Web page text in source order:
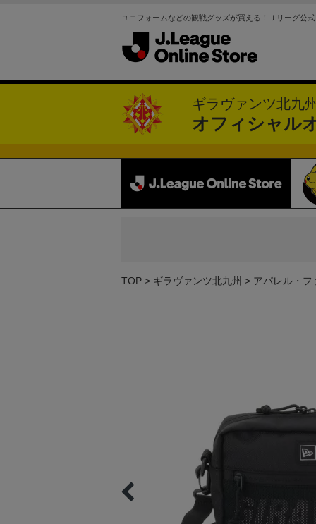
ユニフォームなどの観戦グッズが買える！Ｊリーグ公
ギラヴァンツ北九州
オフィシャル
TOP ギラヴァンツ北九州 アパレル・フ